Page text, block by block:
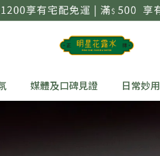
媒體及口碑見證 日常妙用